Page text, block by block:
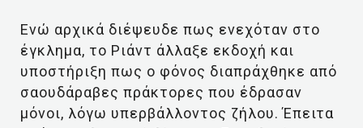
Ενώ αρχικά διέψευδε πως ενεχόταν στο
έγκλημα, το Ριάντ άλλαξε εκδοχή και
υποστήριξη πως ο φόνος διαπράχθηκε από
σαουδάραβες πράκτορες που έδρασαν
μόνοι, λόγω υπερβάλλοντος ζήλου. Έπειτα